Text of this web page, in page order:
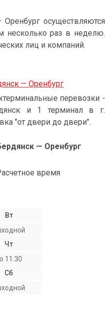
осуществляются
несколько раз в неделю.
лиц и компаний.
— Оренбург
перевозки -
и 1 терминал в г.
"от двери до двери".
— Оренбург
время
Вт
Чт
11:30
Сб